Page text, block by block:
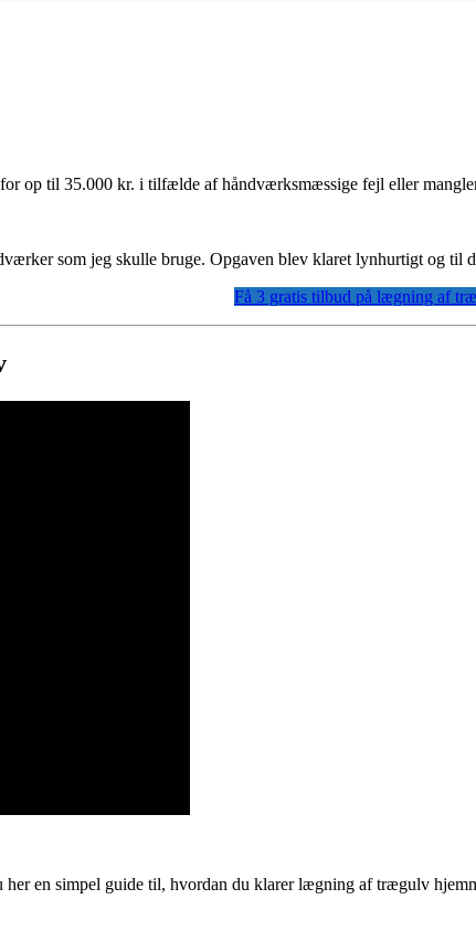
op til 35.000 kr. i tilfælde af håndværksmæssige fejl eller
som jeg skulle bruge. Opgaven blev klaret lynhurtigt og til
Få 3 gratis tilbud på lægning af
en simpel guide til, hvordan du klarer lægning af trægulv